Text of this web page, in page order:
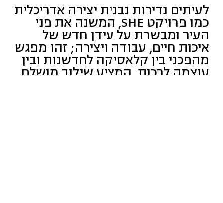
לעיתים נדירות נבנית יצירה אדריכלית
כמו פרויקט SHE, המשנה את פני
העיר ומבשרת על עידן חדש של
איכות חיים, עבודה ויצירה; זהו מפגש
מהפכני בין קלאסיקה לחדשנות ובין
עוצמה לרכות, המציע שילוב מושלם